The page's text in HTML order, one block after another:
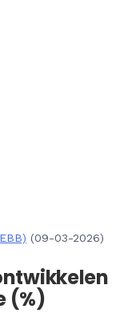
(09-03-2026)
(%)